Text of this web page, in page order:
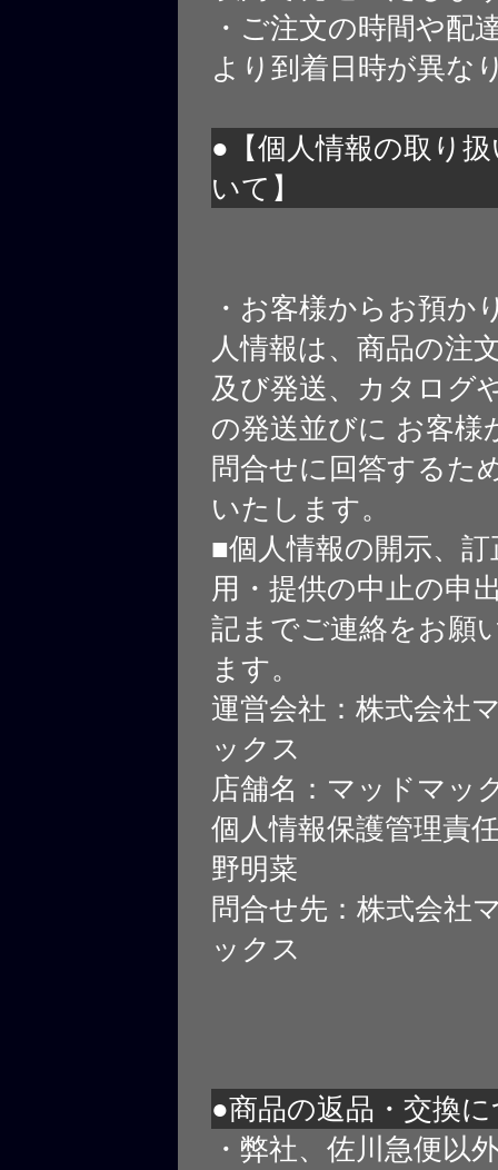
・ご注文の時間や配
より到着日時が異な
●【個人情報の取り
いて】
・お客様からお預か
人情報は、商品の注
及び発送、カタログ
の発送並びに お客様
問合せに回答するた
いたします。
■個人情報の開示、
用・提供の中止の申
記までご連絡をお願
ます。
運営会社：株式会社
ックス
店舗名：マッドマッ
個人情報保護管理責
野明菜
問合せ先：株式会社
ックス
●商品の返品・交換
・弊社、佐川急便以